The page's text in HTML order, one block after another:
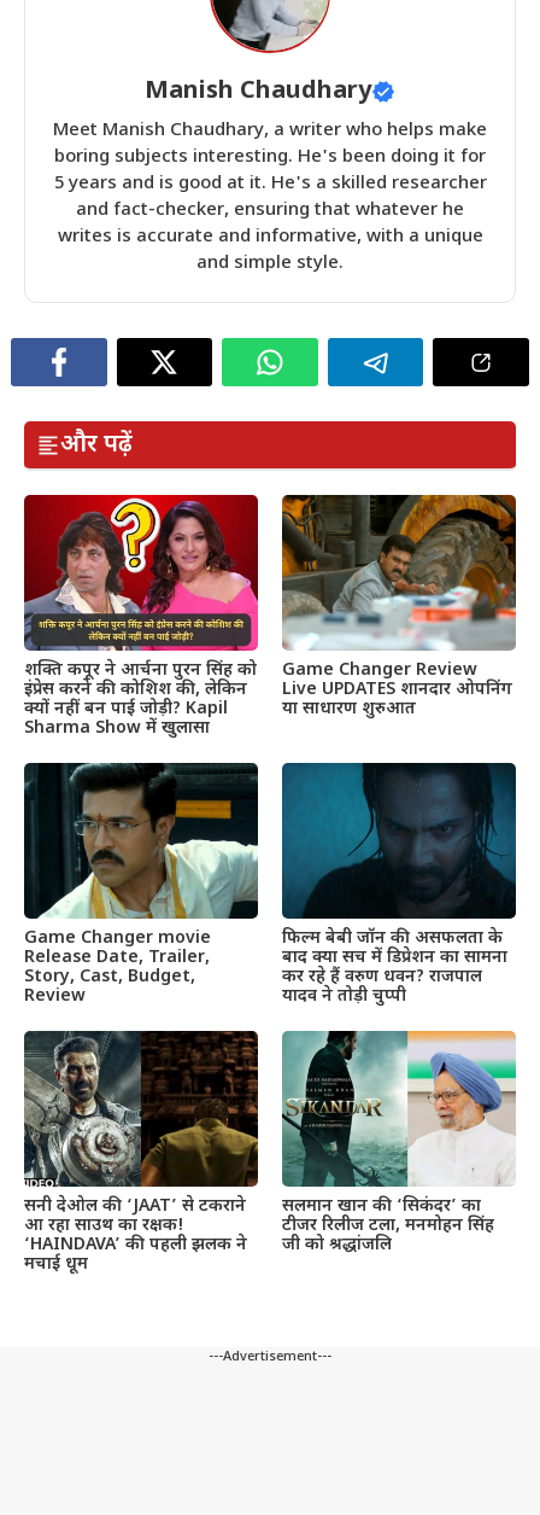
Manish Chaudhary
Meet Manish Chaudhary, a writer who helps make
boring subjects interesting. He's been doing it for
5 years and is good at it. He's a skilled researcher
and fact-checker, ensuring that whatever he
writes is accurate and informative, with a unique
and simple style.
और पढ़ें
शक्ति कपूर ने आर्चना पुरन सिंह को
इंप्रेस करने की कोशिश की, लेकिन
क्यों नहीं बन पाई जोड़ी? Kapil
Sharma Show में खुलासा
Game Changer Review
Live UPDATES शानदार ओपनिंग
या साधारण शुरुआत
Game Changer movie
Release Date, Trailer,
Story, Cast, Budget,
Review
फिल्म बेबी जॉन की असफलता के
बाद क्या सच में डिप्रेशन का सामना
कर रहे हैं वरुण धवन? राजपाल
यादव ने तोड़ी चुप्पी
सनी देओल की ‘JAAT’ से टकराने
आ रहा साउथ का रक्षक!
‘HAINDAVA’ की पहली झलक ने
मचाई धूम
सलमान खान की ‘सिकंदर’ का
टीजर रिलीज टला, मनमोहन सिंह
जी को श्रद्धांजलि
---Advertisement---